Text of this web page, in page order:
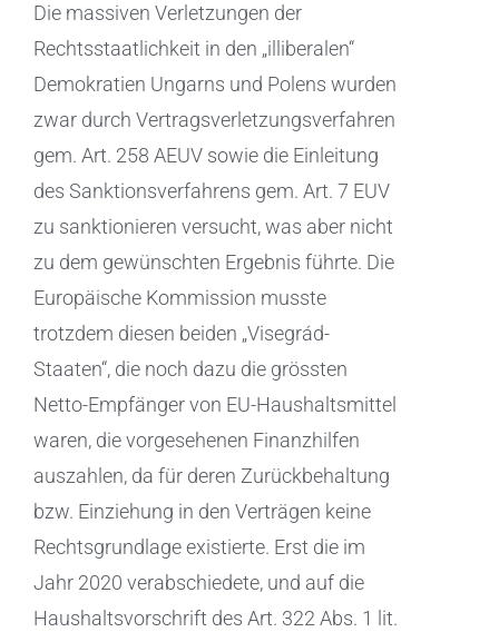
Die massiven Verletzungen der
Rechtsstaatlichkeit in den „illiberalen“
Demokratien Ungarns und Polens wurden
zwar durch Vertragsverletzungsverfahren
gem. Art. 258 AEUV sowie die Einleitung
des Sanktionsverfahrens gem. Art. 7 EUV
zu sanktionieren versucht, was aber nicht
zu dem gewünschten Ergebnis führte. Die
Europäische Kommission musste
trotzdem diesen beiden „Visegrád-
Staaten“, die noch dazu die grössten
Netto-Empfänger von EU-Haushaltsmittel
waren, die vorgesehenen Finanzhilfen
auszahlen, da für deren Zurückbehaltung
bzw. Einziehung in den Verträgen keine
Rechtsgrundlage existierte. Erst die im
Jahr 2020 verabschiedete, und auf die
Haushaltsvorschrift des Art. 322 Abs. 1 lit.